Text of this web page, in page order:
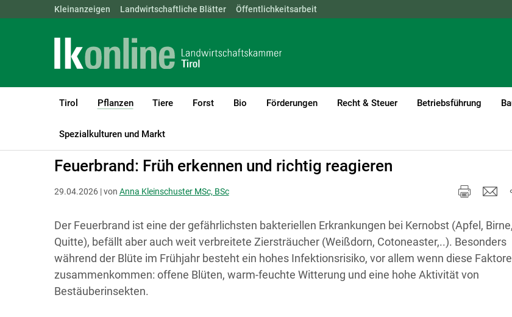
Landwirtschaftskammern: ÖSTERREICH BGLD KTN NÖ OÖ
Kleinanzeigen Landwirtschaftliche Blätter Öffentlichkeitsarbeit
Tirol Pflanzen
(current)1
Tiere Forst Bio Förderungen Recht & Steuer Betriebsführung
Spezialkulturen und Markt
LK Tirol Pflanzen Obstbau
Feuerbrand: Früh erkennen und richtig reagieren
29.04.2026 | von Anna Kleinschuster MSc, BSc
Der Feuerbrand ist eine der gefährlichsten bakteriellen Erkrankungen bei Kernobst (Apfel, Birne,
Quitte), befällt aber auch weit verbreitete Ziersträucher (Weißdorn, Cotoneaster,..). Besonders
während der Blüte im Frühjahr besteht ein hohes Infektionsrisiko, vor allem wenn diese
zusammenkommen: offene Blüten, warm-feuchte Witterung und eine hohe Aktivität von
Bestäuberinsekten.